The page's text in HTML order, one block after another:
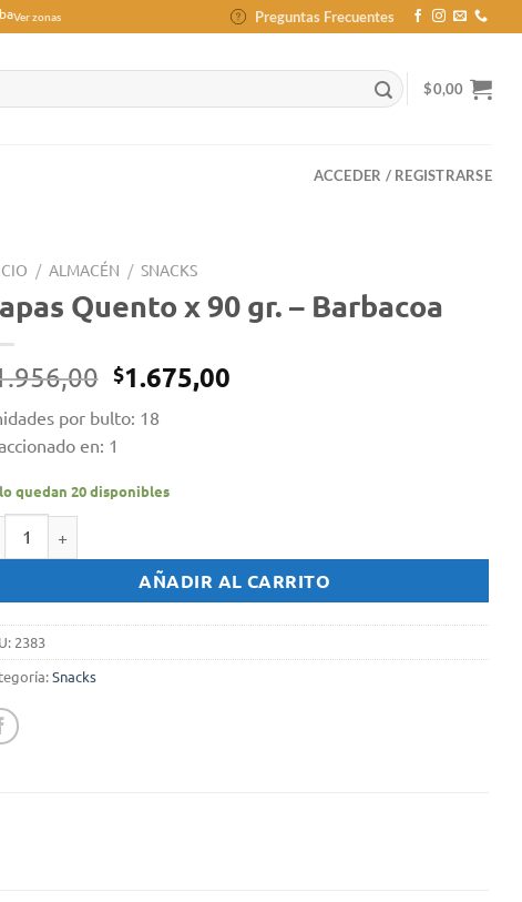
Ver zonas Preguntas Frecuentes
$0,00
ACCEDER / REGISTRARSE
/ ALMACÉN / SNACKS
Quento x 90 gr. – Barbacoa
El
original
era:
$1.956,00.
$1.675,00El
por bulto: 18
en: 1
quedan 20 disponibles
Quento x 90 gr. - Barbacoa cantidad
AÑADIR AL CARRITO
2383
Snacks